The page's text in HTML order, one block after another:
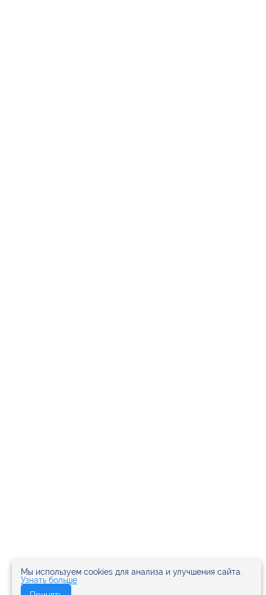
Мы используем cookies для анализа и улучшения сайта.
Узнать больше